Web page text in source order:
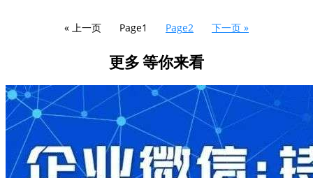
« 上一页 Page1 Page2 下一页 »
更多等你来看